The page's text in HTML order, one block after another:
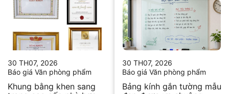
30 TH07, 2026
Báo giá Văn phòng phẩm
Khung bằng khen sang
30 TH07, 2026
Báo giá Văn phòng phẩm
Bảng kính gắn tường mẫu